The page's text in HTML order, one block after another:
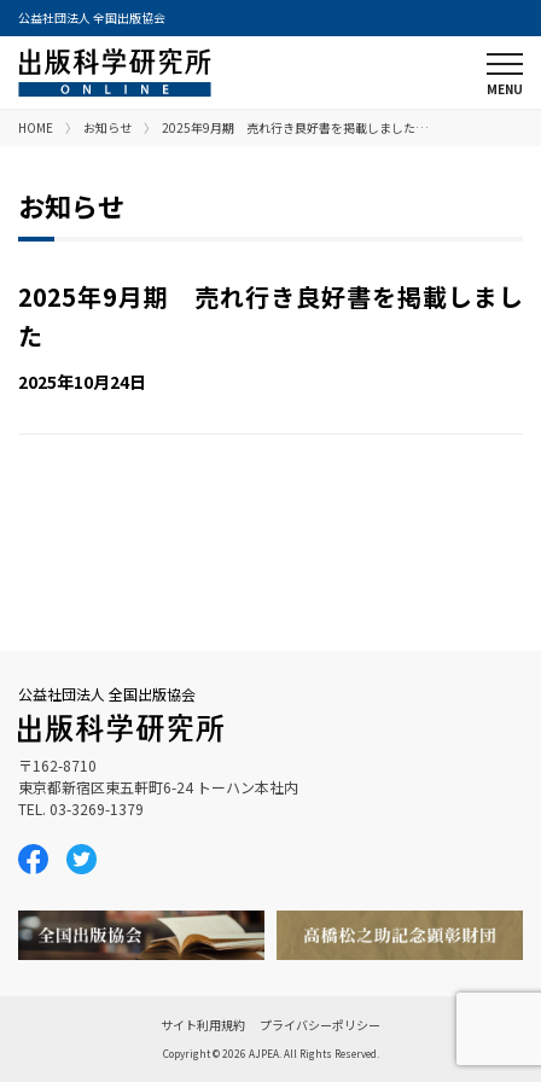
公益社団法人 全国出版協会
HOME お知らせ 2025年9月期 売れ行き良好書を掲載しました…
お知らせ
2025年9月期 売れ行き良好書を掲載しまし
た
2025年10月24日
公益社団法人 全国出版協会
〒162-8710
東京都新宿区東五軒町6-24 トーハン本社内
TEL. 03-3269-1379
サイト利用規約 プライバシーポリシー
Copyright © 2026 AJPEA. All Rights Reserved.